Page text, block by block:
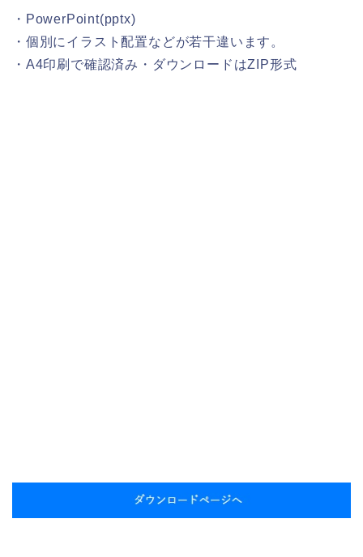
・PowerPoint(pptx)
・個別にイラスト配置などが若干違います。
・A4印刷で確認済み・ダウンロードはZIP形式